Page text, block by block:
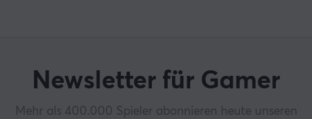
Newsletter für Gamer
Mehr als 400.000 Spieler abonnieren heute unseren